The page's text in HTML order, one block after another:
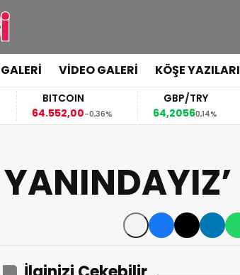
VİDEO GALERİ KÖŞE YAZILARI
BITCOIN
64.552,00-0,36%
GBP/TRY
64,20560,14%